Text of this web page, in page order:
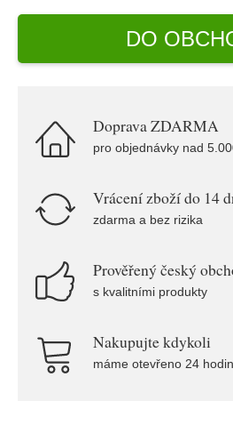
DO
Doprava ZDARMA
pro objednávky nad
Vrácení zboží do 14
zdarma a bez rizika
Prověřený český
s kvalitními produkty
Nakupujte kdykoli
máme otevřeno 24